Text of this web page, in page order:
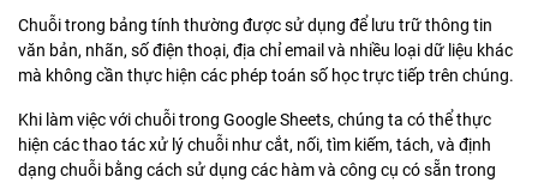
Chuỗi trong bảng tính thường được sử dụng để lưu trữ thông tin
văn bản, nhãn, số điện thoại, địa chỉ email và nhiều loại dữ liệu khác
mà không cần thực hiện các phép toán số học trực tiếp trên chúng.
Khi làm việc với chuỗi trong Google Sheets, chúng ta có thể thực
hiện các thao tác xử lý chuỗi như cắt, nối, tìm kiếm, tách, và định
dạng chuỗi bằng cách sử dụng các hàm và công cụ có sẵn trong